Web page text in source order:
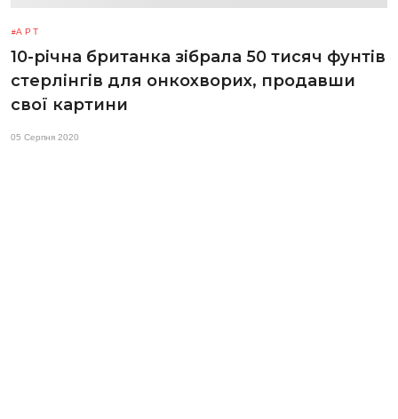
АРТ
10-річна британка зібрала 50 тисяч фунтів
стерлінгів для онкохворих, продавши
свої картини
05 Серпня 2020